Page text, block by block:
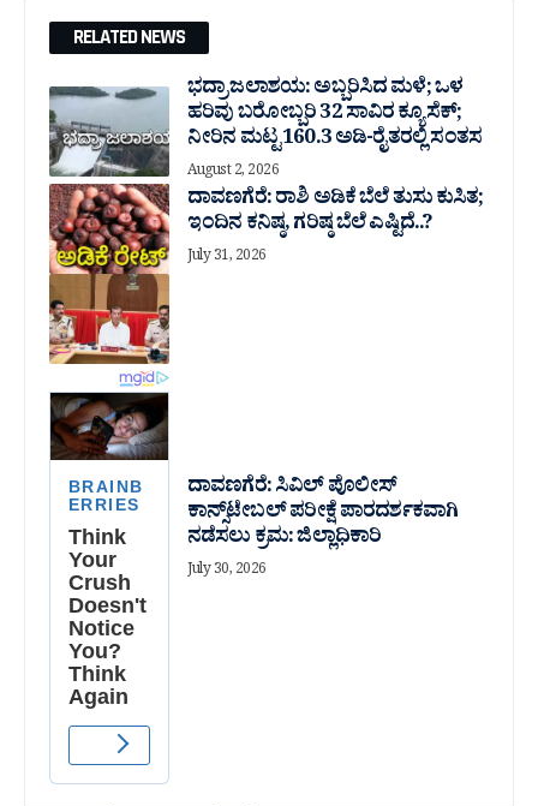
RELATED NEWS
ಭದ್ರಾ ಜಲಾಶಯ: ಅಬ್ಬರಿಸಿದ ಮಳೆ; ಒಳ
ಹರಿವು ಬರೋಬ್ಬರಿ 32 ಸಾವಿರ‌ ಕ್ಯೂಸೆಕ್;
ನೀರಿನ ಮಟ್ಟ 160.3 ಅಡಿ-ರೈತರಲ್ಲಿ ಸಂತಸ
August 2, 2026
ದಾವಣಗೆರೆ: ರಾಶಿ ಅಡಿಕೆ ಬೆಲೆ ತುಸು‌ ಕುಸಿತ;
ಇಂದಿನ ಕನಿಷ್ಠ, ಗರಿಷ್ಠ ಬೆಲೆ ಎಷ್ಟಿದೆ..?
July 31, 2026
ದಾವಣಗೆರೆ: ಸಿವಿಲ್ ಪೊಲೀಸ್
ಕಾನ್ಸ್‌ಟೇಬಲ್ ಪರೀಕ್ಷೆ ಪಾರದರ್ಶಕವಾಗಿ
ನಡೆಸಲು ಕ್ರಮ: ಜಿಲ್ಲಾಧಿಕಾರಿ
July 30, 2026